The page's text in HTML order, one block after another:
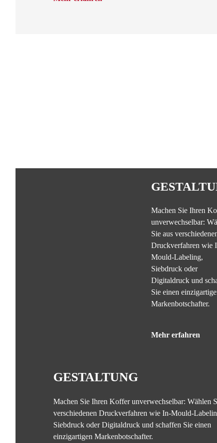
Machen Sie Ihren
unverwechselbar:
Sie aus
Druckverfahren wie
Mould-Labeling,
Siebdruck oder
Digitaldruck und
Sie einen
Markenbotschafter.
Mehr erfahren
GESTALTUNG
Machen Sie Ihren Koffer unverwechselbar: Wählen
verschiedenen Druckverfahren wie In-Mould-
Siebdruck oder Digitaldruck und schaffen Sie einen
einzigartigen Markenbotschafter.